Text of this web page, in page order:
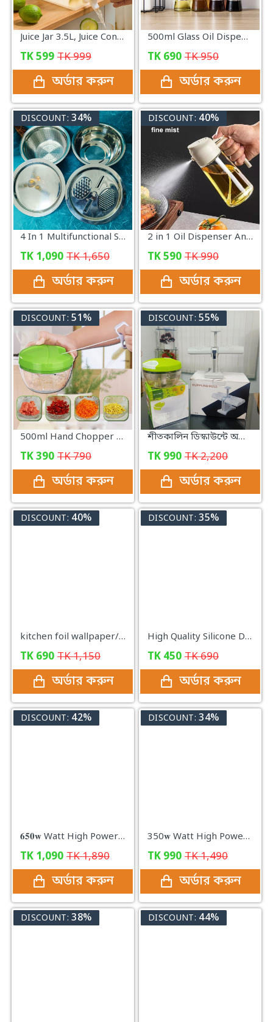
Juice Jar 3.5L, Juice Container Dispenser with Tap
TK599 TK999
অর্ডার করুন
500ml Glass Oil Dispenser with Steel Cover Seasoning
TK 690 TK950
অর্ডার করুন
DISCOUNT: 34%
4 In 1 Multifunctional Stainless Steel Basin With Vegetable Cutter with Drain Basket
TK 1,090 TK1,650
অর্ডার করুন
DISCOUNT: 40%
2 in 1 Oil Dispenser And Sprayer Bottle
TK590 TK990
অর্ডার করুন
DISCOUNT: 51%
500ml Hand Chopper Vegetable Cutter Chopper Manual Food-Processor Vegetables, Onions, Garlic in Seconds
TK390 TK790
অর্ডার করুন
DISCOUNT: 55%
শীতকালিন ডিস্কাউন্টে অটোমেটিক ডাবল পিঠা মেকারের জাদুকরি কম্বো প্যাকেজ
TK 990 TK2,200
অর্ডার করুন
DISCOUNT: 40%
kitchen foil wallpaper/Aluminum Foil Self Adhesive Kitchen Sticker (𝐒𝐈𝐙𝐄: 𝟓 𝐌𝐞𝐭𝐞𝐫 𝐗 𝟐𝟒 𝐈𝐧𝐜𝐡)
TK 690 TK1,150
অর্ডার করুন
DISCOUNT: 35%
High Quality Silicone Dish Washing Kitchen Hand Gloves
TK 450 TK690
অর্ডার করুন
DISCOUNT: 42%
𝟔𝟓𝟎𝐰 Watt High Power Grinder Machine ১০০% কার্যকরী প্রোডাক্ট
TK 1,090 TK1,890
অর্ডার করুন
DISCOUNT: 34%
350𝐰 Watt High Power Grinder Machine ১০০% কার্যকরী প্রোডাক্ট
TK 990 TK1,490
অর্ডার করুন
DISCOUNT: 38% DISCOUNT: 44%